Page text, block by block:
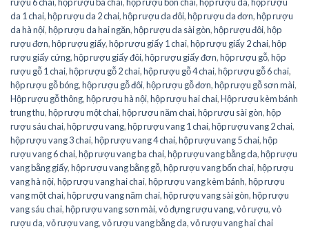
da 1 chai,hộp rượu da 2 chai,hộp rượu da đôi,hộp rượu da đơn,hộp rượu
da hà nội,hộp rượu da hai ngăn,hộp rượu da sài gòn,hộp rượu đôi,hộp
rượu đơn,hộp rượu giấy,hộp rượu giấy 1 chai,hộp rượu giấy 2 chai,hộp
rượu giấy cứng,hộp rượu giấy đôi,hộp rượu giấy đơn,hộp rượu gỗ,hộp
rượu gỗ 1 chai,hộp rượu gỗ 2 chai,hộp rượu gỗ 4 chai,hộp rượu gỗ 6 chai,
hộp rượu gỗ bóng,hộp rượu gỗ đôi,hộp rượu gỗ đơn,hộp rượu gỗ sơn mài,
Hộp rượu gỗ thông,hộp rượu hà nội,hộp rượu hai chai,Hộp rượu kèm bánh
trung thu,hộp rượu một chai,hộp rượu năm chai,hộp rượu sài gòn,hộp
rượu sáu chai,hộp rượu vang,hộp rượu vang 1 chai,hộp rượu vang 2 chai,
hộp rượu vang 3 chai,hộp rượu vang 4 chai,hộp rượu vang 5 chai,hộp
rượu vang 6 chai,hộp rượu vang ba chai,hộp rượu vang bằng da,hộp rượu
vang bằng giấy,hộp rượu vang bằng gỗ,hộp rượu vang bốn chai,hộp rượu
vang hà nội,hộp rượu vang hai chai,hộp rượu vang kèm bánh,hộp rượu
vang một chai,hộp rượu vang năm chai,hộp rượu vang sài gòn,hộp rượu
vang sáu chai,hộp rượu vang sơn mài,vỏ đựng rượu vang,vỏ rượu,vỏ
rượu da,vỏ rượu vang,vỏ rượu vang bằng da,vỏ rượu vang hai chai